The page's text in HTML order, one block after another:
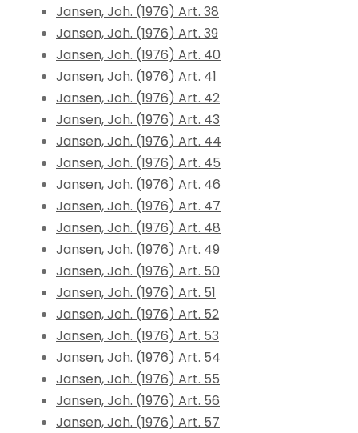
Jansen, Joh. (1976) Art. 38
Jansen, Joh. (1976) Art. 39
Jansen, Joh. (1976) Art. 40
Jansen, Joh. (1976) Art. 41
Jansen, Joh. (1976) Art. 42
Jansen, Joh. (1976) Art. 43
Jansen, Joh. (1976) Art. 44
Jansen, Joh. (1976) Art. 45
Jansen, Joh. (1976) Art. 46
Jansen, Joh. (1976) Art. 47
Jansen, Joh. (1976) Art. 48
Jansen, Joh. (1976) Art. 49
Jansen, Joh. (1976) Art. 50
Jansen, Joh. (1976) Art. 51
Jansen, Joh. (1976) Art. 52
Jansen, Joh. (1976) Art. 53
Jansen, Joh. (1976) Art. 54
Jansen, Joh. (1976) Art. 55
Jansen, Joh. (1976) Art. 56
Jansen, Joh. (1976) Art. 57